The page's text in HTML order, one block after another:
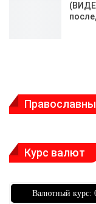
Курс валют
Bалютный курс: